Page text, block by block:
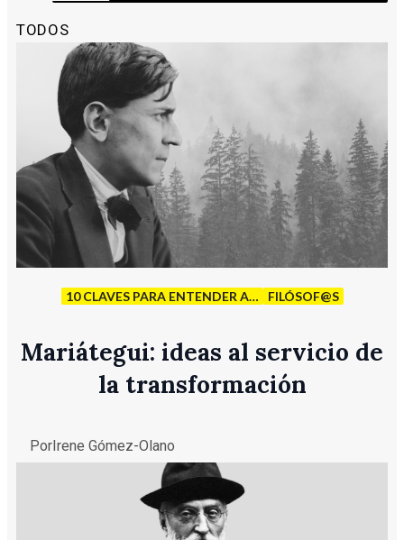
TODOS
10 CLAVES PARA ENTENDER A… FILÓSOF@S
Mariátegui: ideas al servicio de
la transformación
PorIrene Gómez-Olano